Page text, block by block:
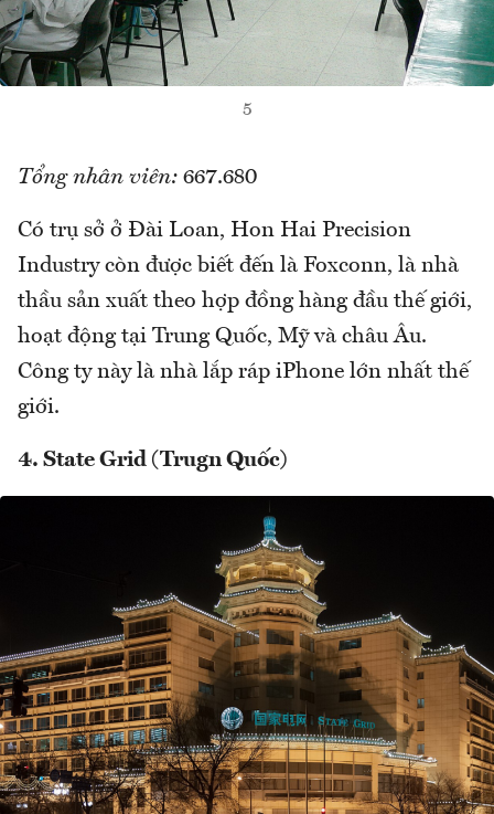
5
Tổng nhân viên: 667.680
Có trụ sở ở Đài Loan, Hon Hai Precision
Industry còn được biết đến là Foxconn, là nhà
thầu sản xuất theo hợp đồng hàng đầu thế giới,
hoạt động tại Trung Quốc, Mỹ và châu Âu.
Công ty này là nhà lắp ráp iPhone lớn nhất thế
giới.
4. State Grid (Trugn Quốc)